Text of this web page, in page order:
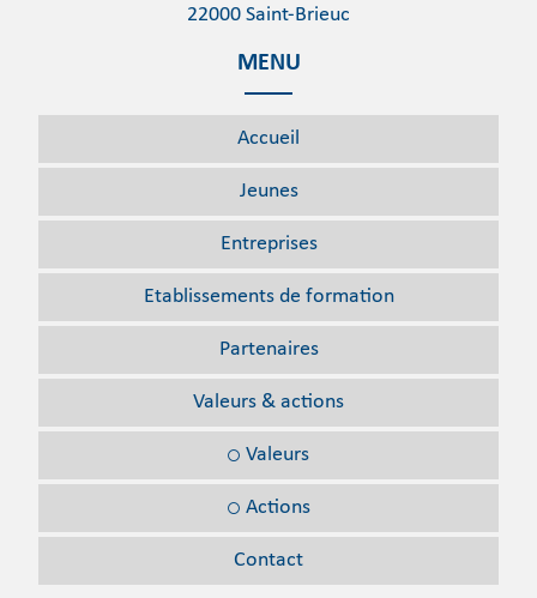
22000 Saint-Brieuc
MENU
Accueil
Jeunes
Entreprises
Etablissementsde formation
Partenaires
Valeurs & actions
Valeurs
Actions
Contact